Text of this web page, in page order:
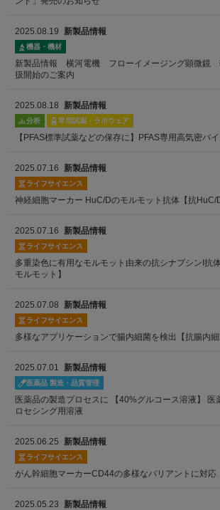
2025.08.19 新製品情報
機器・機材
新製品情報 横河電機 フローイメージング顕微鏡
扱開始のご案内
2025.08.18 新製品情報
分析 常用試薬・ラボウェア
【PFAS標準試薬などの保存に】PFAS専用高気密バ
2025.07.16 新製品情報
ライフサイエンス
神経細胞マーカー HuC/Dのモルモット抗体【抗HuC/
2025.07.16 新製品情報
ライフサイエンス
多重染色に有用なモルモット由来の抗シナプシンI抗
モルモット】
2025.07.08 新製品情報
ライフサイエンス
多様なアプリケーションで腸内細菌を検出【抗腸内細
2025.07.01 新製品情報
医薬品 製造・品質管理
医薬品の製造プロセスに 【40%グルコース溶液】 医
ロセシング用溶液
2025.06.25 新製品情報
ライフサイエンス
がん幹細胞マーカーCD44の多様なバリアントに対応
2025.05.23 新製品情報